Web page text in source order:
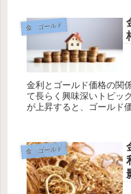
金 ゴールド
金利とゴールド価格の関
て長らく興味深いトピッ
が上昇すると、ゴールド
金 ゴールド